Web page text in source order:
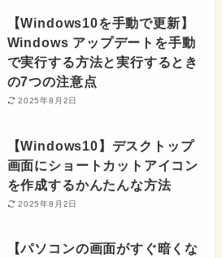
【Windows10を手動で更新】
Windows アップデートを手動
で実行する方法と実行するとき
の7つの注意点
2025年8月2日
【Windows10】デスクトップ
画面にショートカットアイコン
を作成するかんたんな方法
2025年8月2日
【パソコンの画面がすぐ暗くな